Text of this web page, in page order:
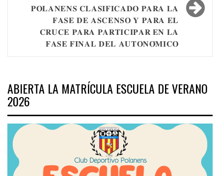
𝐏𝐎𝐋𝐀𝐍𝐄𝐍𝐒 𝐂𝐋𝐀𝐒𝐈𝐅𝐈𝐂𝐀𝐃𝐎 𝐏𝐀𝐑𝐀 𝐋𝐀
𝐅𝐀𝐒𝐄 𝐃𝐄 𝐀𝐒𝐂𝐄𝐍𝐒𝐎 𝐘 𝐏𝐀𝐑𝐀 𝐄𝐋
𝐂𝐑𝐔𝐂𝐄 𝐏𝐀𝐑𝐀 𝐏𝐀𝐑𝐓𝐈𝐂𝐈𝐏𝐀𝐑 𝐄𝐍 𝐋𝐀
𝐅𝐀𝐒𝐄 𝐅𝐈𝐍𝐀𝐋 𝐃𝐄𝐋 𝐀𝐔𝐓𝐎𝐍𝐎́𝐌𝐈𝐂𝐎
ABIERTA LA MATRÍCULA ESCUELA DE VERANO
2026